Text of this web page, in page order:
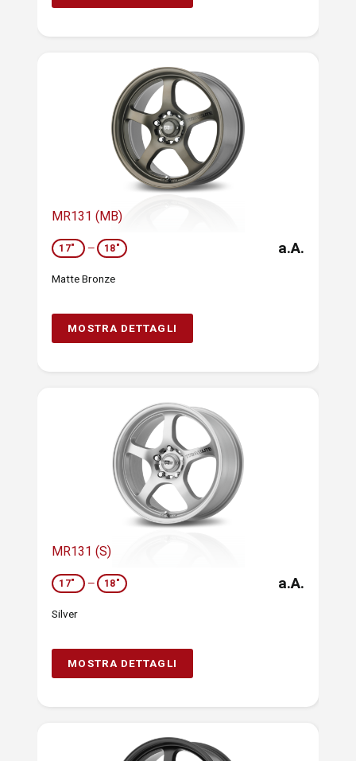
MR131 (MB)
17" — 18" a.A.
Matte Bronze
MOSTRA DETTAGLI
MR131 (S)
17" — 18" a.A.
Silver
MOSTRA DETTAGLI